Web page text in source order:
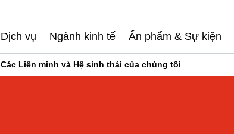
Dịch vụ Ngành kinh tế Ấn phẩm & Sự kiện
Các Liên minh và Hệ sinh thái của chúng tôi